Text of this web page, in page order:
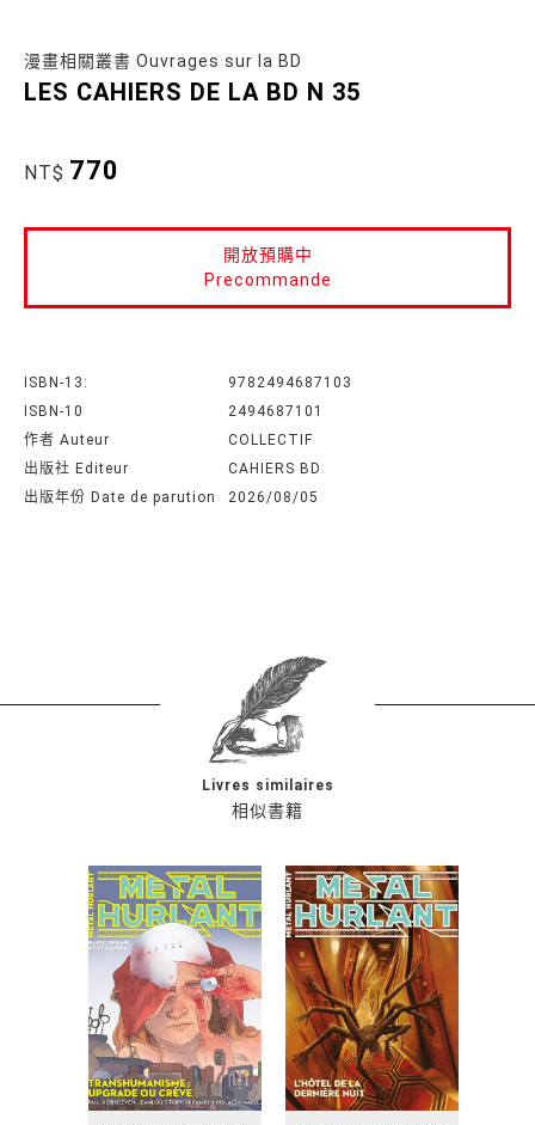
漫畫相關叢書 Ouvrages sur la BD
LES CAHIERS DE LA BD N 35
NT$ 770
開放預購中
Precommande
ISBN-13:
9782494687103
ISBN-10
2494687101
作者 Auteur
COLLECTIF
出版社 Editeur
CAHIERS BD
出版年份 Date de parution
2026/08/05
相似書籍
Livres similaires